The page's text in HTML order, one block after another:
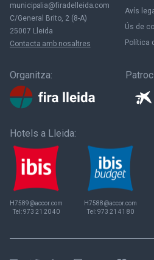
municipalia@firadelleida.com
C/General Brito, 2 (8-A)
25007 Lleida
Contacta amb nosaltres
Avís
Ús de
Política
Organitza:
Hotels a Lleida:
H7589@accor.com
Tel:973 21 20 40
H7588@accor.com
Tel:973 21 41 80